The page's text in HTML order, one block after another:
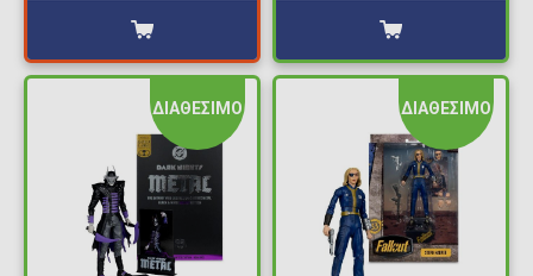
(13cm)
ΔΙΑΘΕΣΙΜΟ ΔΙΑΘΕΣΙΜΟ